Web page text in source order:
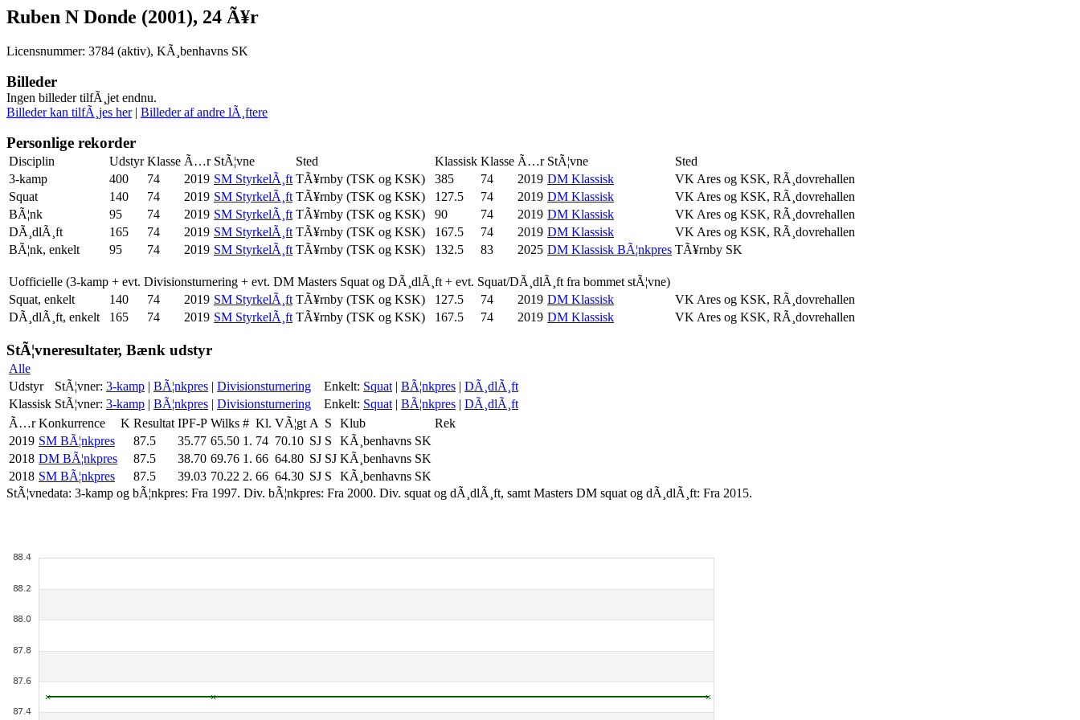
Ruben N Donde (2001), 24 Ã¥r
Licensnummer: 3784 (aktiv), KÃ¸benhavns SK
Billeder
Ingen billeder tilfÃ¸jet endnu.
Billeder kan tilfÃ¸jes her| Billeder af andre lÃ¸ftere
Personlige rekorder
Disciplin Udstyr Klasse Ã…r StÃ¦vne Sted Klassisk Klasse Ã…r StÃ¦vne
Sted
3-kamp
400 74 2019 SM StyrkelÃ¸ft TÃ¥rnby (TSK og KSK) 385 74 2019 DM Klassisk
VK Ares og KSK, RÃ¸dovrehallen
Squat
140 74 2019 SM StyrkelÃ¸ft TÃ¥rnby (TSK og KSK) 127.5 74 2019 DM Klassisk
VK Ares og KSK, RÃ¸dovrehallen
BÃ¦nk
95 74 2019 SM StyrkelÃ¸ft TÃ¥rnby (TSK og KSK) 90 74 2019 DM Klassisk
VK Ares og KSK, RÃ¸dovrehallen
DÃ¸dlÃ¸ft
165 74 2019 SM StyrkelÃ¸ft TÃ¥rnby (TSK og KSK) 167.5 74 2019 DM Klassisk
VK Ares og KSK, RÃ¸dovrehallen
BÃ¦nk, enkelt
95 74 2019 SM StyrkelÃ¸ft TÃ¥rnby (TSK og KSK) 132.5 83 2025 DM Klassisk BÃ¦nkpres TÃ¥rnby SK
Uofficielle (3-kamp + evt. Divisionsturnering + evt. DM Masters Squat og DÃ¸dlÃ¸ft + evt. Squat/DÃ¸dlÃ¸ft fra bommet stÃ¦vne)
Squat, enkelt
140 74 2019 SM StyrkelÃ¸ft TÃ¥rnby (TSK og KSK) 127.5 74 2019 DM Klassisk
VK Ares og KSK, RÃ¸dovrehallen
DÃ¸dlÃ¸ft, enkelt
165 74 2019 SM StyrkelÃ¸ft TÃ¥rnby (TSK og KSK) 167.5 74 2019 DM Klassisk VK Ares og KSK, RÃ¸dovrehallen
StÃ¦vneresultater, Bænk udstyr
Alle
Udstyr
StÃ¦vner: 3-kamp | BÃ¦nkpres | Divisionsturnering Enkelt: Squat | BÃ¦nkpres | DÃ¸dlÃ¸ft
Klassisk StÃ¦vner: 3-kamp | BÃ¦nkpres | Divisionsturnering Enkelt: Squat | BÃ¦nkpres | DÃ¸dlÃ¸ft
Ã…r Konkurrence K Resultat IPF-P Wilks # Kl. VÃ¦gt A S Klub
Rek
2019 SM BÃ¦nkpres 87.5 35.77 65.50 1. 74 70.10 SJ S
KÃ¸benhavns SK
2018 DM BÃ¦nkpres 87.5 38.70 69.76 1. 66 64.80 SJ SJ KÃ¸benhavns SK
2018 SM BÃ¦nkpres 87.5 39.03 70.22 2. 66 64.30 SJ S
KÃ¸benhavns SK
StÃ¦vnedata: 3-kamp og bÃ¦nkpres: Fra 1997. Div. bÃ¦nkpres: Fra 2000. Div. squat og dÃ¸dlÃ¸ft, samt Masters DM squat og dÃ¸dlÃ¸ft: Fra 2015.